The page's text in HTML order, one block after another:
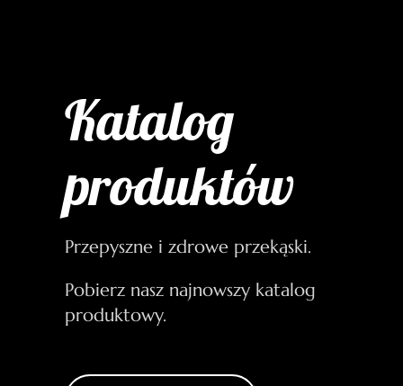
Katalog
produktów
Przepyszne i zdrowe przekąski.
Pobierz nasz najnowszy katalog
produktowy.